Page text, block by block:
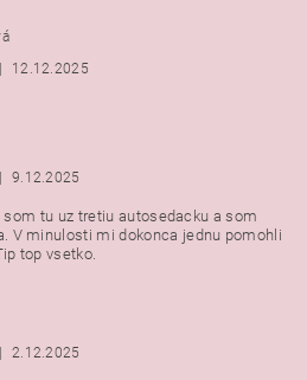
|
12.12.2025
|
9.12.2025
tu uz tretiu autosedacku a som
V minulosti mi dokonca jednu pomohli
top vsetko.
|
2.12.2025